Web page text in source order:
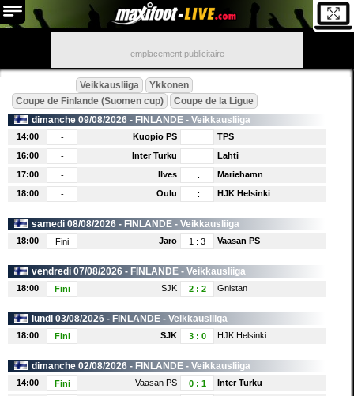
emplacement publicitaire
Veikkausliiga
Ykkonen
Coupe de Finlande (Suomen cup)
Coupe de la Ligue
dimanche 09/08/2026 - FINLANDE - Veikkausliiga
14:00 - Kuopio PS :
TPS
16:00
- Inter Turku :
Lahti
17:00
- Ilves :
Mariehamn
18:00
- Oulu : HJK Helsinki
samedi 08/08/2026 - FINLANDE - Veikkausliiga
18:00 Fini Jaro 1 : 3 Vaasan PS
vendredi 07/08/2026 - FINLANDE - Veikkausliiga
18:00 Fini SJK 2: 2 Gnistan
lundi 03/08/2026 - FINLANDE - Veikkausliiga
18:00 Fini SJK 3: 0 HJK Helsinki
dimanche 02/08/2026 - FINLANDE - Veikkausliiga
14:00 Fini Vaasan PS 0: 1
Inter Turku